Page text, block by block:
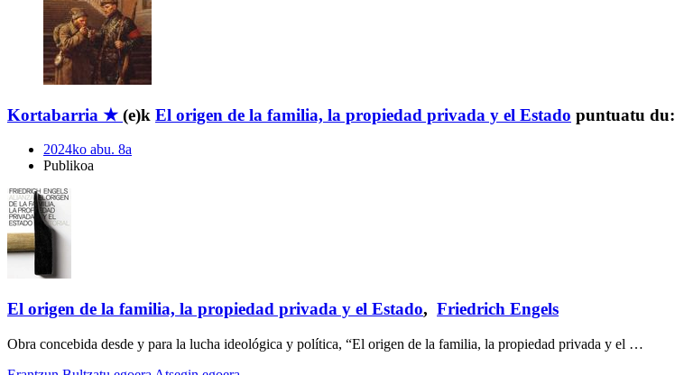
Kortabarria ★ (e)k El origen de la familia, la propiedad privada y el Estado puntuatu du:
2024ko abu. 8a
Publikoa
El origen de la familia, la propiedad privada y el Estado, Friedrich Engels
Obra concebida desde y para la lucha ideológica y política, “El origen de la familia, la propiedad privada y el …